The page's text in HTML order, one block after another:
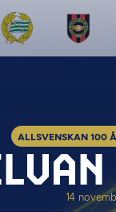
ALLSVENSKAN 100
14